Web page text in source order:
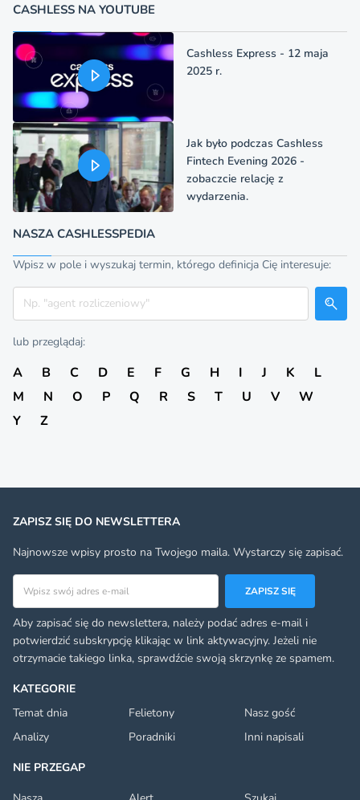
CASHLESS NA YOUTUBE
Cashless Express - 12 maja
2025 r.
Jak było podczas Cashless
Fintech Evening 2026 -
zobaczcie relację z
wydarzenia.
NASZA CASHLESSPEDIA
Wpisz w pole i wyszukaj termin, którego definicja Cię interesuje:
Szukaj
lub przeglądaj:
A B C D E F G H I J K
L
M
N O P Q R S T U V
W
Y
Z
KATEGORIE
Temat dnia
Felietony
Nasz gość
Analizy
Poradniki
Inni napisali
NIE PRZEGAP
ZAPISZ SIĘ DO NEWSLETTERA
Najnowsze wpisy prosto na Twojego maila. Wystarczy się zapisać.
Adres email
ZAPISZ SIĘ
Aby zapisać się do newslettera, należy podać adres e-mail i
potwierdzić subskrypcję klikając w link aktywacyjny. Jeżeli nie
otrzymacie takiego linka, sprawdźcie swoją skrzynkę ze spamem.